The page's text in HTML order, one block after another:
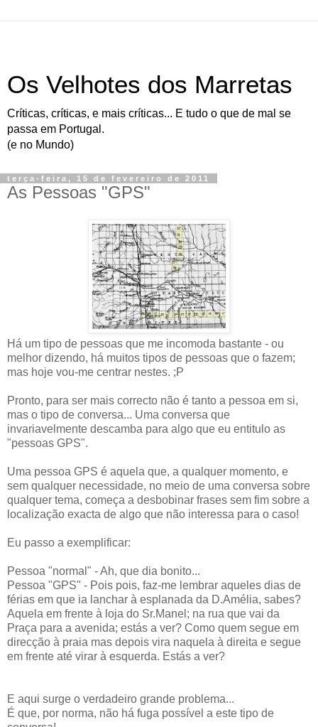
Os Velhotes dos Marretas
Críticas, críticas, e mais críticas... E tudo o que de mal se
passa em Portugal.
(e no Mundo)
terça-feira, 15 de fevereiro de 2011
As Pessoas "GPS"
Há um tipo de pessoas que me incomoda bastante - ou
melhor dizendo, há muitos tipos de pessoas que o fazem;
mas hoje vou-me centrar nestes. ;P
Pronto, para ser mais correcto não é tanto a pessoa em si,
mas o tipo de conversa... Uma conversa que
invariavelmente descamba para algo que eu entitulo as
"pessoas GPS".
Uma pessoa GPS é aquela que, a qualquer momento, e
sem qualquer necessidade, no meio de uma conversa sobre
qualquer tema, começa a desbobinar frases sem fim sobre a
localização exacta de algo que não interessa para o caso!
Eu passo a exemplificar:
Pessoa "normal" - Ah, que dia bonito...
Pessoa "GPS" - Pois pois, faz-me lembrar aqueles dias de
férias em que ia lanchar à esplanada da D.Amélia, sabes?
Aquela em frente à loja do Sr.Manel; na rua que vai da
Praça para a avenida; estás a ver? Como quem segue em
direcção à praia mas depois vira naquela à direita e segue
em frente até virar à esquerda. Estás a ver?
E aqui surge o verdadeiro grande problema...
É que, por norma, não há fuga possível a este tipo de